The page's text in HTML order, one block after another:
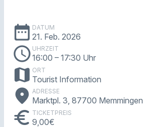
date_range DATUM
21. Feb. 2026
schedule UHRZEIT
16:00 – 17:30 Uhr
map ORT
Tourist Information
place ADRESSE
Marktpl. 3, 87700 Memmingen
euro TICKETPREIS
9,00€